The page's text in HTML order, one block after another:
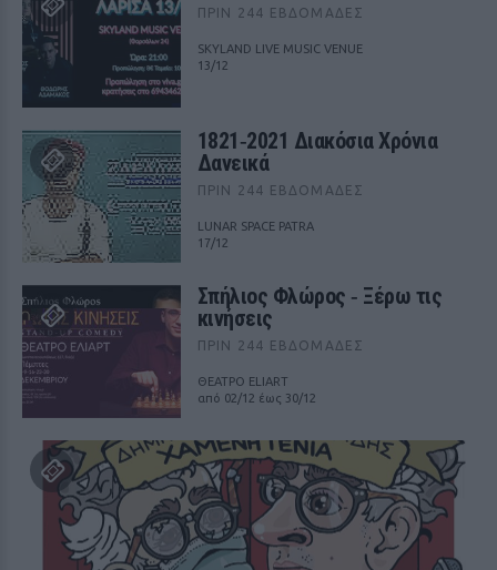
ΠΡΙΝ 244 ΕΒΔΟΜΆΔΕΣ
SKYLAND LIVE MUSIC VENUE
13/12
1821‑2021 Διακόσια Χρόνια
Δανεικά
ΠΡΙΝ 244 ΕΒΔΟΜΆΔΕΣ
LUNAR SPACE PATRA
17/12
Σπήλιος Φλώρος ‑ Ξέρω τις
κινήσεις
ΠΡΙΝ 244 ΕΒΔΟΜΆΔΕΣ
ΘΕΑΤΡΟ ELIART
από 02/12 έως 30/12